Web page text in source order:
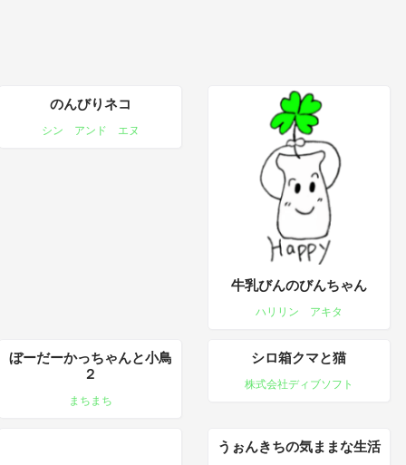
のんびりネコ
シン アンド エヌ
牛乳びんのびんちゃん
ハリリン アキタ
ぼーだーかっちゃんと小鳥
２
まちまち
シロ箱クマと猫
株式会社ディブソフト
うぉんきちの気ままな生活